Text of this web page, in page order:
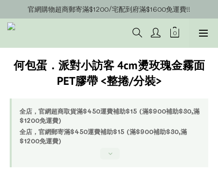
官網會員募集中~立即註冊即可獲得購物金$20!!!
官網購物超商郵寄滿$1200/宅配到府滿$1600免運費!!
官網會員募集中~立即註冊即可獲得購物金$20!!!
何包蛋．派對小訪客 4cm燙玫瑰金霧面
PET膠帶 <整捲/分裝>
全店，官網超商取貨滿$450運費補助$15 (滿$900補助$30,滿
$1200免運費)
全店，官網郵寄滿$450運費補助$15 (滿$900補助$30,滿
$1200免運費)